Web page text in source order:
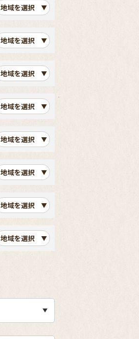
地域を選択
地域を選択
地域を選択
地域を選択
地域を選択
地域を選択
地域を選択
地域を選択